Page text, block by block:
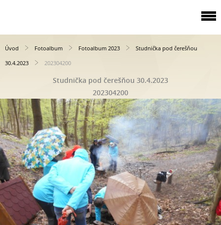
Úvod Fotoalbum Fotoalbum 2023
Studnička pod čerešňou
30.4.2023
202304200
Studnička pod čerešňou 30.4.2023
202304200